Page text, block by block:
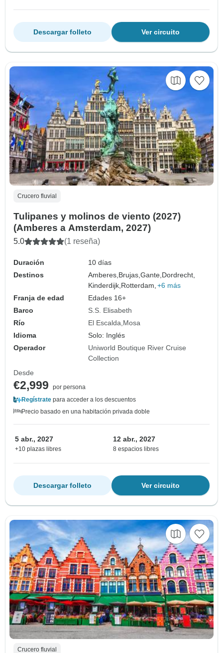
Ver circuito
Descargar folleto
Crucero fluvial
Tulipanes y molinos de viento (2027)
(Amberes a Amsterdam, 2027)
5.0 (1 reseña)
Duración
10 días
Destinos
Amberes, Brujas,Gante, Dordrecht,
Kinderdijk, Rotterdam, +6 más
Franja de edad
Edades 16+
Barco
S.S. Elisabeth
Río
El Escalda Mosa
Idioma
Solo: Inglés
Operador
Uniworld Boutique River Cruise
Collection
Desde
€2,999
por persona
Regístrate para acceder a los descuentos
Precio basado en una habitación privada doble
5 abr., 2027
+10 plazas libres
12 abr., 2027
8 espacios libres
Ver circuito
Descargar folleto
Crucero fluvial